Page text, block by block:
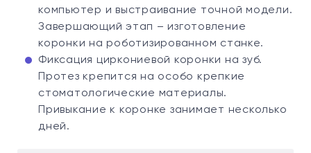
компьютер и выстраивание точной модели.
Завершающий этап – изготовление
коронки на роботизированном станке.
Фиксация циркониевой коронки на зуб.
Протез крепится на особо крепкие
стоматологические материалы.
Привыкание к коронке занимает несколько
дней.